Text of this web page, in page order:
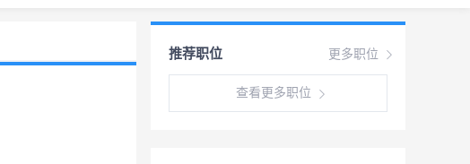
更多职位
推荐职位
查看更多职位